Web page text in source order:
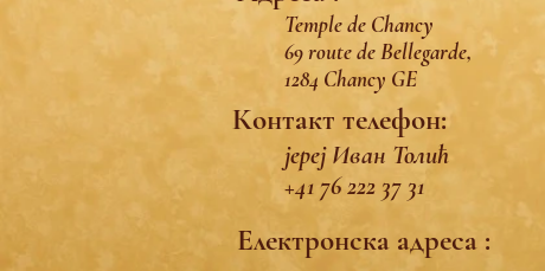
Temple de Chancy
69 route de Bellegarde,
1284 Chancy GE
Контакт телефон:
јереј Иван Толић
+41 76 222 37 31
Електронска адреса :